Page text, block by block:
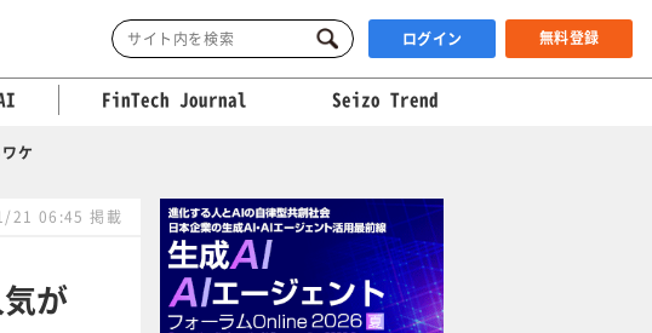
ログイン 無料登録
FinTech Journal Seizo Trend
ケ
21 06:45 掲載
が